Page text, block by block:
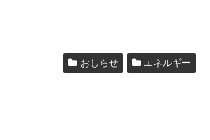
おしらせ エネルギー